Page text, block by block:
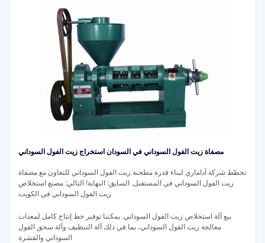
مصفاة زيت الفول السوداني في السودان استخراج زيت الفول السوداني
تخطط شركة آداماري لبناء قدرة مطحنة زيت الفول السوداني للتعاون مع مصفاة
زيت الفول السوداني في المستقبل. السابق: النهاية! التالي: مصنع استخلاص
زيت الفول السوداني في الكويت
بيع آلة استخلاص زيت الفول السوداني. يمكننا توفير خط إنتاج كامل لمعدات
معالجة زيت الفول السوداني، بما في ذلك آلة التنظيف وآلة سحق الفول
السوداني والقشرة